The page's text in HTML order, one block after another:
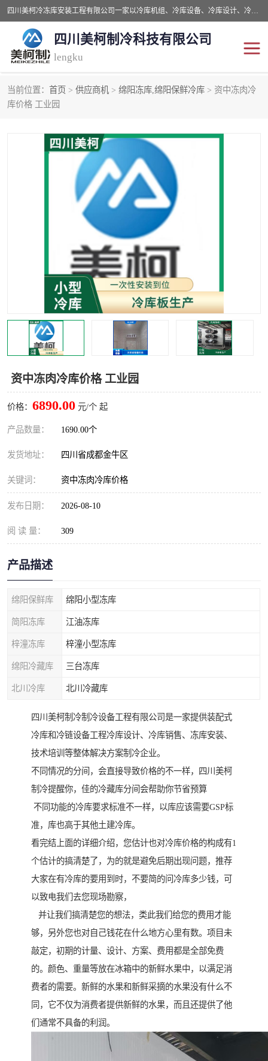
四川美柯冷冻库安装工程有限公司一家以冷库机组、冷库设备、冷库设计、冷冻库设备销售、冷库安装、冻库安装价格及技术服务为一体的综合企业，咨询热线：同等设备材料优惠10% 。公司各种类型安装组合式冷库、冷冻库、冷藏库、气调保鲜库、并提供成套设备供应、安装与调试、维护与维修、技术咨询、操作维修人员技术培训等
四川美柯制冷科技有限公司
lengku
当前位置： 首页 > 供应商机 > 绵阳冻库,绵阳保鲜冷库 > 资中冻肉冷
库价格 工业园
资中冻肉冷库价格 工业园
价格： 6890.00 元/个 起
产品数量： 1690.00个
发货地址： 四川省成都金牛区
关键词： 资中冻肉冷库价格
发布日期： 2026-08-10
阅 读 量： 309
产品描述
绵阳保鲜库 绵阳小型冻库
简阳冻库 江油冻库
梓潼冻库 梓潼小型冻库
绵阳冷藏库 三台冻库
北川冷库 北川冷藏库
四川美柯制冷制冷设备工程有限公司是一家提供装配式
冷库和冷链设备工程冷库设计、冷库销售、冻库安装、
技术培训等整体解决方案制冷企业。
不同情况的分间，会直接导致价格的不一样，四川美柯
制冷提醒你，佳的冷藏库分间会帮助你节省预算
不同功能的冷库要求标准不一样，以库应该需要GSP标
准，库也高于其他土建冷库。
看完结上面的详细介绍，您估计也对冷库价格的构成有1
个估计的搞清楚了，为的就是避免后期出现问题，推荐
大家在有冷库的要用到时，不要简的问冷库多少钱，可
以致电我们去您现场勘察，
并让我们搞清楚您的想法，类此我们给您的费用才能
够，另外您也对自己钱花在什么地方心里有数。项目未
敲定，初期的计量、设计、方案、费用都是全部免费
的。颜色、重量等放在冰箱中的新鲜水果中，以满足消
费者的需要。新鲜的水果和新鲜采摘的水果没有什么不
同，它不仅为消费者提供新鲜的水果，而且还提供了他
们通常不具备的利润。
冷库安装，冷库价格
成都冻库，成都冻库价格 绵阳冻库,绵阳保鲜冷库
德阳冻库安装，德阳冷库 广元冻库安装,广元冻库造
价
南充冻库设计,南充冻库安 遂宁冻库
资阳冻库，资阳冻库安装 泸州冻库，泸州冷库
乐山冻库,乐山保鲜冷库 自贡冻库组装
雅安冷库,雅安冻库 攀枝花冻库
烘干冷链 冻库安装，小型冻库造价
内江冷库，内江冻库 宜宾冷库，宜宾冻库设备